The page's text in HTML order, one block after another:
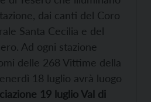
dai canti del Coro
Santa Cecilia e del
Ad ogni stazione
delle 268 Vittime della
18 luglio avrà luogo
19 luglio Val di